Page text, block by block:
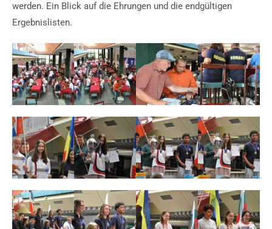
werden. Ein Blick auf die Ehrungen und die endgültigen
Ergebnislisten.